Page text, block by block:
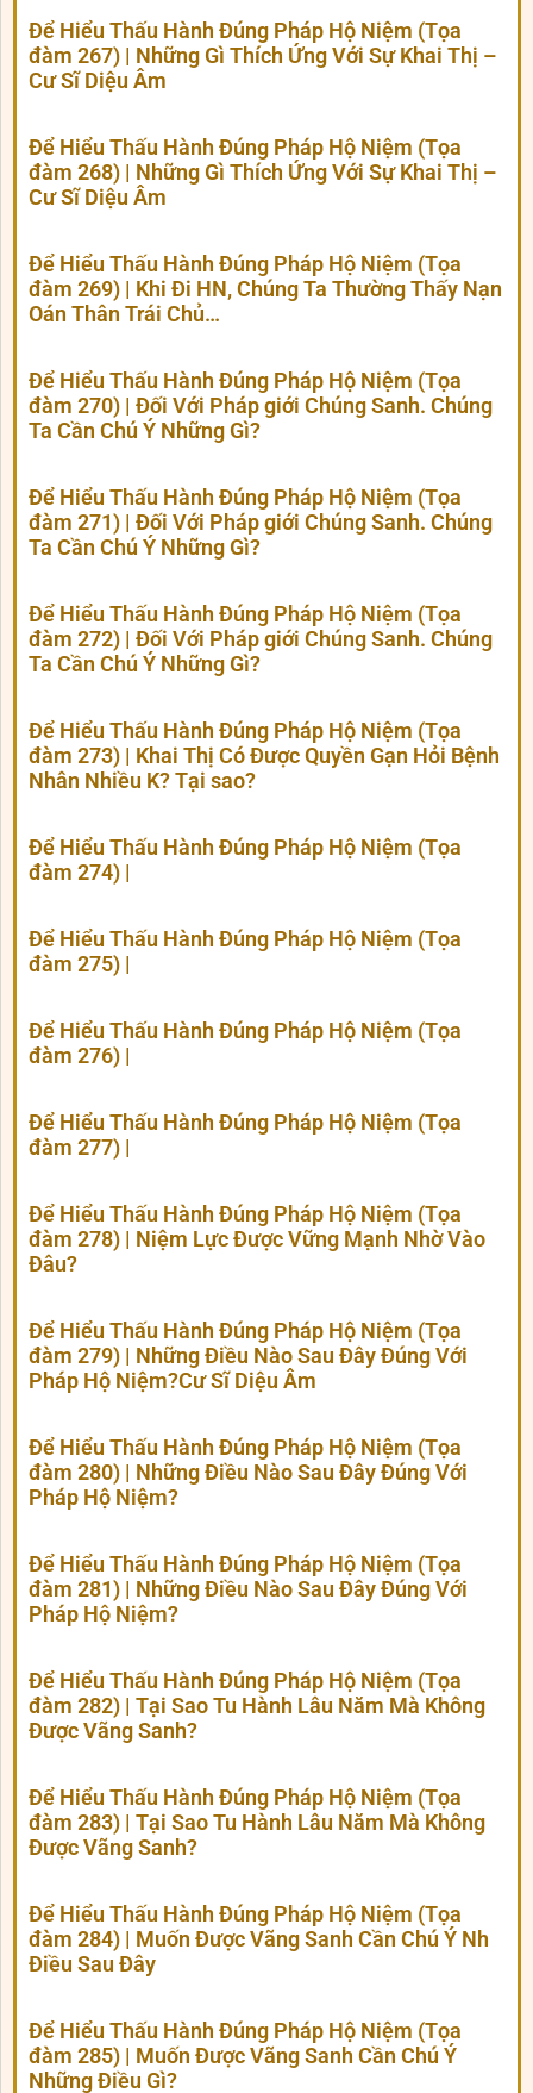
Để Hiểu Thấu Hành Đúng Pháp Hộ Niệm (Tọa
đàm 267) | Những Gì Thích Ứng Với Sự Khai Thị –
Cư Sĩ Diệu Âm
Để Hiểu Thấu Hành Đúng Pháp Hộ Niệm (Tọa
đàm 268) | Những Gì Thích Ứng Với Sự Khai Thị –
Cư Sĩ Diệu Âm
Để Hiểu Thấu Hành Đúng Pháp Hộ Niệm (Tọa
đàm 269) | Khi Đi HN, Chúng Ta Thường Thấy Nạn
Oán Thân Trái Chủ…
Để Hiểu Thấu Hành Đúng Pháp Hộ Niệm (Tọa
đàm 270) | Đối Với Pháp giới Chúng Sanh. Chúng
Ta Cần Chú Ý Những Gì?
Để Hiểu Thấu Hành Đúng Pháp Hộ Niệm (Tọa
đàm 271) | Đối Với Pháp giới Chúng Sanh. Chúng
Ta Cần Chú Ý Những Gì?
Để Hiểu Thấu Hành Đúng Pháp Hộ Niệm (Tọa
đàm 272) | Đối Với Pháp giới Chúng Sanh. Chúng
Ta Cần Chú Ý Những Gì?
Để Hiểu Thấu Hành Đúng Pháp Hộ Niệm (Tọa
đàm 273) | Khai Thị Có Được Quyền Gạn Hỏi Bệnh
Nhân Nhiều K? Tại sao?
Để Hiểu Thấu Hành Đúng Pháp Hộ Niệm (Tọa
đàm 274) |
Để Hiểu Thấu Hành Đúng Pháp Hộ Niệm (Tọa
đàm 275) |
Để Hiểu Thấu Hành Đúng Pháp Hộ Niệm (Tọa
đàm 276) |
Để Hiểu Thấu Hành Đúng Pháp Hộ Niệm (Tọa
đàm 277) |
Để Hiểu Thấu Hành Đúng Pháp Hộ Niệm (Tọa
đàm 278) | Niệm Lực Được Vững Mạnh Nhờ Vào
Đâu?
Để Hiểu Thấu Hành Đúng Pháp Hộ Niệm (Tọa
đàm 279) | Những Điều Nào Sau Đây Đúng Với
Pháp Hộ Niệm?Cư Sĩ Diệu Âm
Để Hiểu Thấu Hành Đúng Pháp Hộ Niệm (Tọa
đàm 280) | Những Điều Nào Sau Đây Đúng Với
Pháp Hộ Niệm?
Để Hiểu Thấu Hành Đúng Pháp Hộ Niệm (Tọa
đàm 281) | Những Điều Nào Sau Đây Đúng Với
Pháp Hộ Niệm?
Để Hiểu Thấu Hành Đúng Pháp Hộ Niệm (Tọa
đàm 282) | Tại Sao Tu Hành Lâu Năm Mà Không
Được Vãng Sanh?
Để Hiểu Thấu Hành Đúng Pháp Hộ Niệm (Tọa
đàm 283) | Tại Sao Tu Hành Lâu Năm Mà Không
Được Vãng Sanh?
Để Hiểu Thấu Hành Đúng Pháp Hộ Niệm (Tọa
đàm 284) | Muốn Được Vãng Sanh Cần Chú Ý Nh
Điều Sau Đây
Để Hiểu Thấu Hành Đúng Pháp Hộ Niệm (Tọa
đàm 285) | Muốn Được Vãng Sanh Cần Chú Ý
Những Điều Gì?